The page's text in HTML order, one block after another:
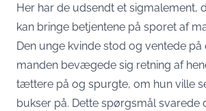
Her har de udsendt et sigmalement,
kan bringe betjentene på sporet af
Den unge kvinde stod og ventede på
manden bevægede sig retning af
tættere på og spurgte, om hun ville
bukser på. Dette spørgsmål svarede